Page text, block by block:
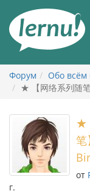
содержанию
Форум
Обо всём
★ 【网络系列随
★
笔
от
г.